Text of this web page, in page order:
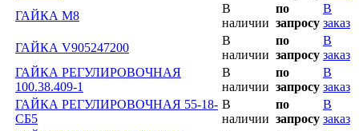
ГАЙКА M8
В
наличии
по
запросу
В
заказ
ГАЙКА V905247200
В
наличии
по
запросу
В
заказ
ГАЙКА РЕГУЛИРОВОЧНАЯ
100.38.409-1
В
наличии
по
запросу
В
заказ
ГАЙКА РЕГУЛИРОВОЧНАЯ 55-18-
СБ5
В
наличии
по
запросу
В
заказ